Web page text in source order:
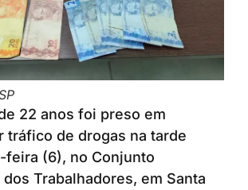
22 anos foi preso em
tráfico de drogas na tarde
feira (6), no Conjunto
Trabalhadores, em Santa